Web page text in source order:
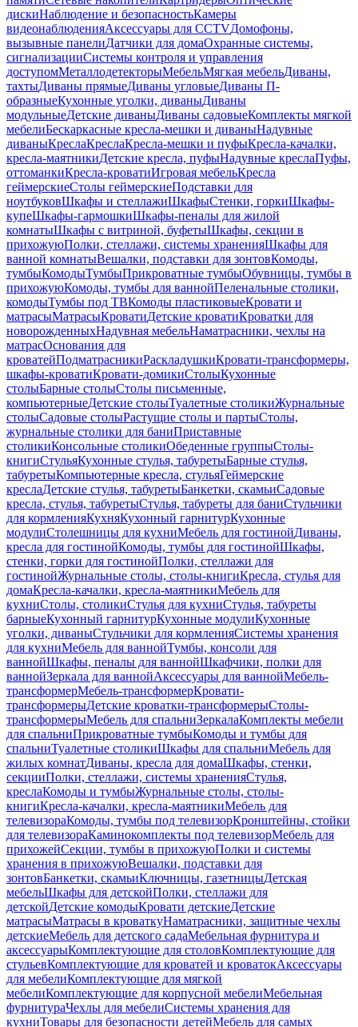
дискиНаблюдение и безопасностьКамеры
видеонаблюденияАксессуары для CCTVДомофоны,
вызывные панелиДатчики для домаОхранные системы,
сигнализацииСистемы контроля и управления
доступомМеталлодетекторыМебельМягкая мебельДиваны,
тахтыДиваны прямыеДиваны угловыеДиваны П-
образныеКухонные уголки, диваныДиваны
модульныеДетские диваныДиваны садовыеКомплекты мягкой
мебелиБескаркасные кресла-мешки и диваныНадувные
диваныКреслаКреслаКресла-мешки и пуфыКресла-качалки,
кресла-маятникиДетские кресла, пуфыНадувные креслаПуфы,
оттоманкиКресла-кроватиИгровая мебельКресла
геймерскиеСтолы геймерскиеПодставки для
ноутбуковШкафы и стеллажиШкафыСтенки, горкиШкафы-
купеШкафы-гармошкиШкафы-пеналы для жилой
комнатыШкафы с витриной, буфетыШкафы, секции в
прихожуюПолки, стеллажи, системы храненияШкафы для
ванной комнатыВешалки, подставки для зонтовКомоды,
тумбыКомодыТумбыПрикроватные тумбыОбувницы, тумбы в
прихожуюКомоды, тумбы для ваннойПеленальные столики,
комодыТумбы под ТВКомоды пластиковыеКровати и
матрасыМатрасыКроватиДетские кроватиКроватки для
новорожденныхНадувная мебельНаматрасники, чехлы на
матрасОснования для
кроватейПодматрасникиРаскладушкиКровати-трансформеры,
шкафы-кроватиКровати-домикиСтолыКухонные
столыБарные столыСтолы письменные,
компьютерныеДетские столыТуалетные столикиЖурнальные
столыСадовые столыРастущие столы и партыСтолы,
журнальные столики для баниПриставные
столикиКонсольные столикиОбеденные группыСтолы-
книгиСтульяКухонные стулья, табуретыБарные стулья,
табуретыКомпьютерные кресла, стульяГеймерские
креслаДетские стулья, табуретыБанкетки, скамьиСадовые
кресла, стулья, табуретыСтулья, табуреты для баниСтульчики
для кормленияКухняКухонный гарнитурКухонные
модулиСтолешницы для кухниМебель для гостинойДиваны,
кресла для гостинойКомоды, тумбы для гостинойШкафы,
стенки, горки для гостинойПолки, стеллажи для
гостинойЖурнальные столы, столы-книгиКресла, стулья для
домаКресла-качалки, кресла-маятникиМебель для
кухниСтолы, столикиСтулья для кухниСтулья, табуреты
барныеКухонный гарнитурКухонные модулиКухонные
уголки, диваныСтульчики для кормленияСистемы хранения
для кухниМебель для ваннойТумбы, консоли для
ваннойШкафы, пеналы для ваннойШкафчики, полки для
ваннойЗеркала для ваннойАксессуары для ваннойМебель-
трансформерМебель-трансформерКровати-
трансформерыДетские кроватки-трансформерыСтолы-
трансформерыМебель для спальниЗеркалаКомплекты мебели
для спальниПрикроватные тумбыКомоды и тумбы для
спальниТуалетные столикиШкафы для спальниМебель для
жилых комнатДиваны, кресла для домаШкафы, стенки,
секцииПолки, стеллажи, системы храненияСтулья,
креслаКомоды и тумбыЖурнальные столы, столы-
книгиКресла-качалки, кресла-маятникиМебель для
телевизораКомоды, тумбы под телевизорКронштейны, стойки
для телевизораКаминокомплекты под телевизорМебель для
прихожейСекции, тумбы в прихожуюПолки и системы
хранения в прихожуюВешалки, подставки для
зонтовБанкетки, скамьиКлючницы, газетницыДетская
мебельШкафы для детскойПолки, стеллажи для
детскойДетские комодыКровати детскиеДетские
матрасыМатрасы в кроваткуНаматрасники, защитные чехлы
детскиеМебель для детского садаМебельная фурнитура и
аксессуарыКомплектующие для столовКомплектующие для
стульевКомплектующие для кроватей и кроватокАксессуары
для мебелиКомплектующие для мягкой
мебелиКомплектующие для корпусной мебелиМебельная
фурнитураЧехлы для мебелиСистемы хранения для
кухниТовары для безопасности детейМебель для самых